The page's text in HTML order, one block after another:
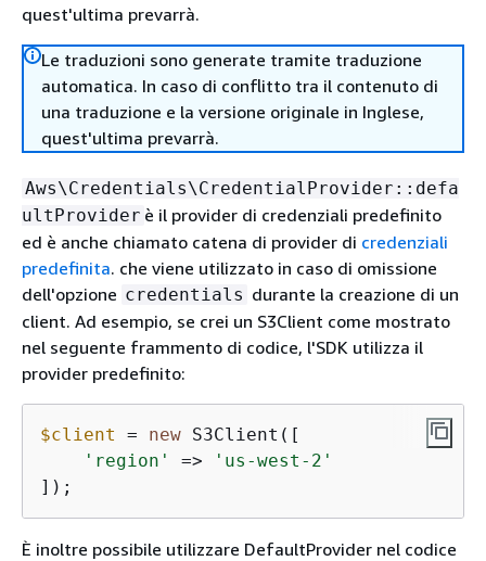
quest'ultima prevarrà.
Le traduzioni sono generate tramite traduzione
automatica. In caso di conflitto tra il contenuto di
una traduzione e la versione originale in Inglese,
quest'ultima prevarrà.
Aws\Credentials\CredentialProvider::defa
ultProvider è il provider di credenziali predefinito
ed è anche chiamato catena di provider di credenziali
predefinita. che viene utilizzato in caso di omissione
dell'opzione credentials durante la creazione di un
client. Ad esempio, se crei un S3Client come mostrato
nel seguente frammento di codice, l'SDK utilizza il
provider predefinito:
$client = new S3Client([
'region'
=>
'us-west-2'
]);
È inoltre possibile utilizzare DefaultProvider nel codice